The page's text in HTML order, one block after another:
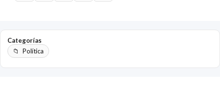
Categorías
Política